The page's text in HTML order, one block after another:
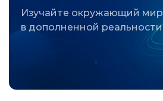
Изучайте окружающий мир
в дополненной реальности